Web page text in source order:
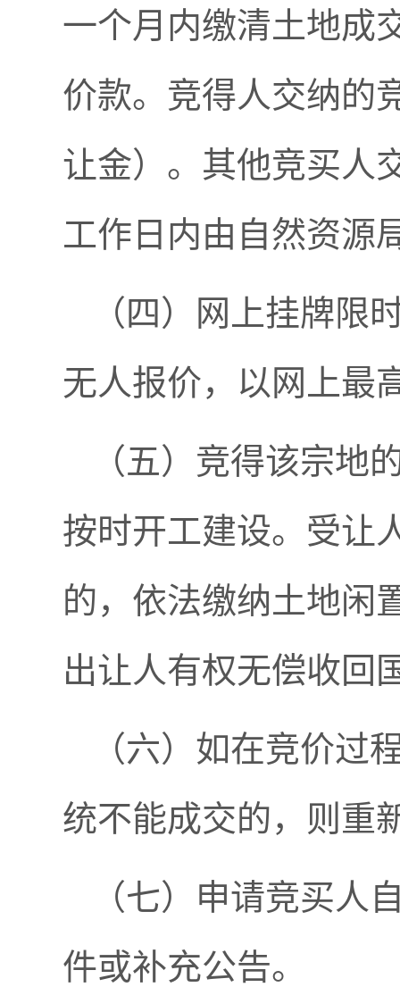
一个月内缴清土地成
价款。竞得人交纳的
让金）。其他竞买人
工作日内由自然资源
（四）网上挂牌限
无人报价，以网上最
（五）竞得该宗地
按时开工建设。受让
的，依法缴纳土地闲
出让人有权无偿收回
（六）如在竞价过
统不能成交的，则重
（七）申请竞买人
件或补充公告。